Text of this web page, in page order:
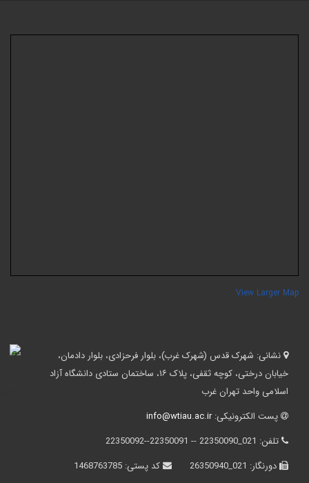
View Larger
نشانی:شهرک قدس (شهرک غرب)، بلوار فرحزادی، بلوار دادمان،
خیابان درختی، کوچه ثقفی، پلاک ۱۶، ساختمان ستادی دانشگاه آزاد
اسلامی واحد تهران غرب
پست الکترونیکی:info@wtiau.ac.ir
تلفن:021_22350090 -- 22350091--22350092
دورنگار:021_26350940 کد پستی:1468763785